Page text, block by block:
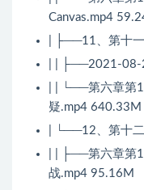
Canvas.mp4
| ├──11、第十
| | ├──2021-08-
| | └──第六章第
疑.mp4 640.33M
| └──12、第十
| | ├──第六章第
战.mp4 95.16M